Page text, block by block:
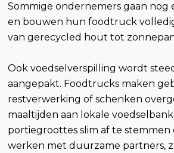
Sommige ondernemers gaan nog
en bouwen hun foodtruck
van gerecycled hout tot
Ook voedselverspilling wordt
aangepakt. Foodtrucks maken
restverwerking of schenken
maaltijden aan lokale
portiegroottes slim af te stemmen
werken met duurzame partners,